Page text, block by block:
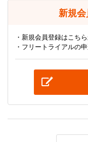
新規会
・新規会員登録はこち
・フリートライアルの